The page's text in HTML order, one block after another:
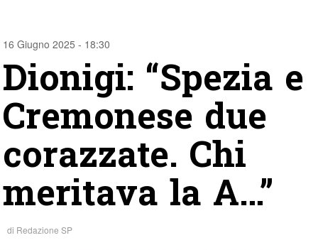
16 Giugno 2025 - 18:30
Dionigi: “Spezia e
Cremonese due
corazzate. Chi
meritava la A…”
di Redazione SP